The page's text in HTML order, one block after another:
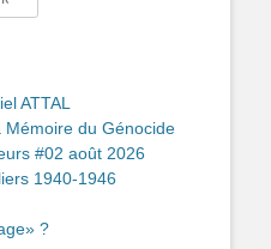
ATTAL
du Génocide
#02 août 2026
1940-1946
?